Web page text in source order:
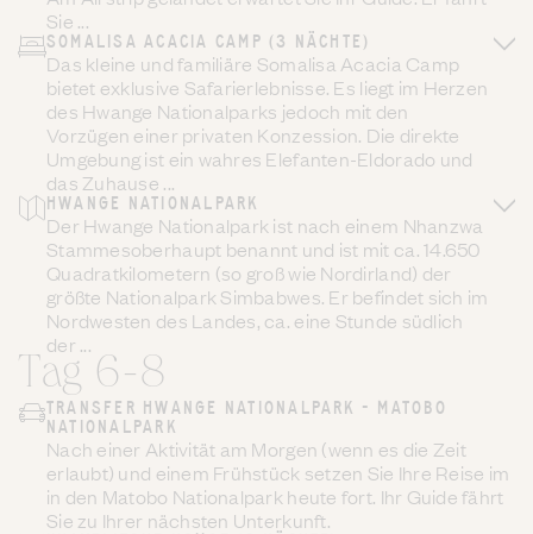
Sie ...
SOMALISA ACACIA CAMP (3 NÄCHTE)
Das kleine und familiäre Somalisa Acacia Camp
bietet exklusive Safarierlebnisse. Es liegt im Herzen
des Hwange Nationalparks jedoch mit den
Vorzügen einer privaten Konzession. Die direkte
Umgebung ist ein wahres Elefanten-Eldorado und
das Zuhause ...
HWANGE NATIONALPARK
Der Hwange Nationalpark ist nach einem Nhanzwa
Stammesoberhaupt benannt und ist mit ca. 14.650
Quadratkilometern (so groß wie Nordirland) der
größte Nationalpark Simbabwes. Er befindet sich im
Nordwesten des Landes, ca. eine Stunde südlich
der ...
Tag 6-8
TRANSFER HWANGE NATIONALPARK - MATOBO
NATIONALPARK
Nach einer Aktivität am Morgen (wenn es die Zeit
erlaubt) und einem Frühstück setzen Sie Ihre Reise im
in den Matobo Nationalpark heute fort. Ihr Guide fährt
Sie zu Ihrer nächsten Unterkunft.